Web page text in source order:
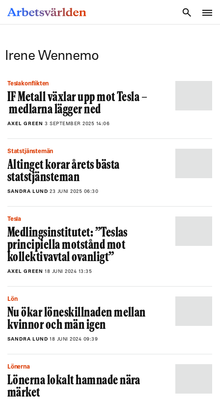
Irene Wennemo
Teslakonflikten
IF Metall växlar upp mot Tesla –
medlarna lägger ned
AXEL GREEN 3 SEPTEMBER 2025 14:06
Statstjänstemän
Altinget korar årets bästa
statstjänsteman
SANDRA LUND 23 JUNI 2025 06:30
Tesla
Medlingsinstitutet: ”Teslas
principiella motstånd mot
kollektivavtal ovanligt”
AXEL GREEN 18 JUNI 2024 13:35
Lön
Nu ökar löneskillnaden mellan
kvinnor och män igen
SANDRA LUND 18 JUNI 2024 09:39
Lönerna
Lönerna lokalt hamnade nära
märket